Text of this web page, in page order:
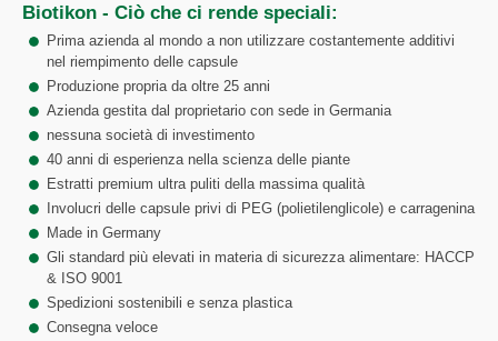
Biotikon - Ciò che ci rende speciali:
Prima azienda al mondo a non utilizzare costantemente additivi
nel riempimento delle capsule
Produzione propria da oltre 25 anni
Azienda gestita dal proprietario con sede in Germania
nessuna società di investimento
40 anni di esperienza nella scienza delle piante
Estratti premium ultra puliti della massima qualità
Involucri delle capsule privi di PEG (polietilenglicole) e carragenina
Made in Germany
Gli standard più elevati in materia di sicurezza alimentare: HACCP
& ISO 9001
Spedizioni sostenibili e senza plastica
Consegna veloce